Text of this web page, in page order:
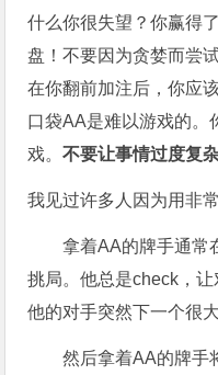
什么你很失望？你赢得
盘！不要因为贪婪而尝
在你翻前加注后，你应
口袋AA是难以游戏的。
戏。不要让事情过度复
我见过许多人因为用非
拿着AA的牌手通常
挑局。他总是check，让
他的对手突然下一个很
然后拿着AA的牌手